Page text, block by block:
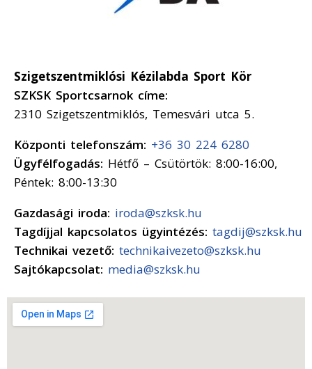
Szigetszentmiklósi Kézilabda Sport Kör
SZKSK Sportcsarnok címe:
2310 Szigetszentmiklós, Temesvári utca 5.
Központi telefonszám: +36 30 224 6280
Ügyfélfogadás: Hétfő – Csütörtök: 8:00-16:00,
Péntek: 8:00-13:30
Gazdasági iroda: iroda@szksk.hu
Tagdíjjal kapcsolatos ügyintézés: tagdij@szksk.hu
Technikai vezető: technikaivezeto@szksk.hu
Sajtókapcsolat: media@szksk.hu